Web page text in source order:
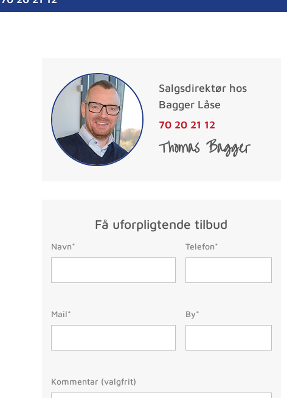
Salgsdirektør hos
Bagger Låse
70 20 21 12
Thomas Bagger
Få uforpligtende tilbud
Navn:
Navn*
Telefon:
Telefon*
Mail:
Mail* By/Postnr.
By*
Besked
Kommentar (valgfrit)